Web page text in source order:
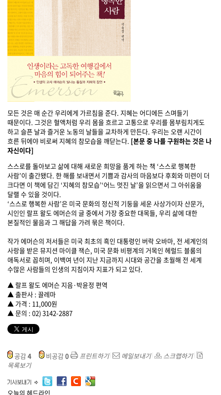
모든 것은 매 순간 우리에게 가르침을 준다. 지혜는 어디에든 스며들기
때문이다. 그것은 혈액처럼 우리 몸을 흐르고 고통으로 우리를 몸부림치게도
하고 슬픈 날과 즐거운 노동의 날들을 교차하게 만든다. 우리는 오랜 시간이
흐른 뒤에야 비로써 지혜의 참모습을 깨닫는다. [본문 중 나를 구원하는 것은 나
자신이다]
스스로를 돌아보고 삶에 대해 새로운 희망을 품게 하는 책 ‘스스로 행복한
사람’이 출간됐다. 한 해를 보내면서 기쁨과 감사의 마음보다 후회와 미련이 더
크다면 이 책에 담긴 ‘지혜의 참모습’‘어느 멋진 날’을 읽으면서 그 아쉬움을
달랠 수 있을 것이다.
‘스스로 행복한 사람’은 미국 문화의 정신적 기둥을 세운 사상가이자 산문가,
시인인 랄프 왈도 에머슨의 글 중에서 가장 중요한 대목들, 우리 삶에 대한
본질적인 물음과 그 해답을 가려 묶은 책이다.
작가 에머슨의 저서들은 미국 최초의 흑인 대통령인 버락 오바마, 전 세계인의
사랑을 받은 뮤지션 마이클 잭슨, 미국 문화 비평계의 거목인 헤럴드 블룸의
애독서로 꼽히며, 이백여 년이 지난 지금까지 시대와 공간을 초월해 전 세계
수많은 사람들의 인생의 지침이자 지표가 되고 있다.
▲ 랄프 왈도 에머슨 지음·박윤정 편역
▲ 출판사 : 끌레마
▲ 가격 : 11,000원
▲ 문의 : 02) 3142-2887
공감4 비공감0 프린트하기 메일보내기
스크랩하기
목록보기
오늘의 헤드라인